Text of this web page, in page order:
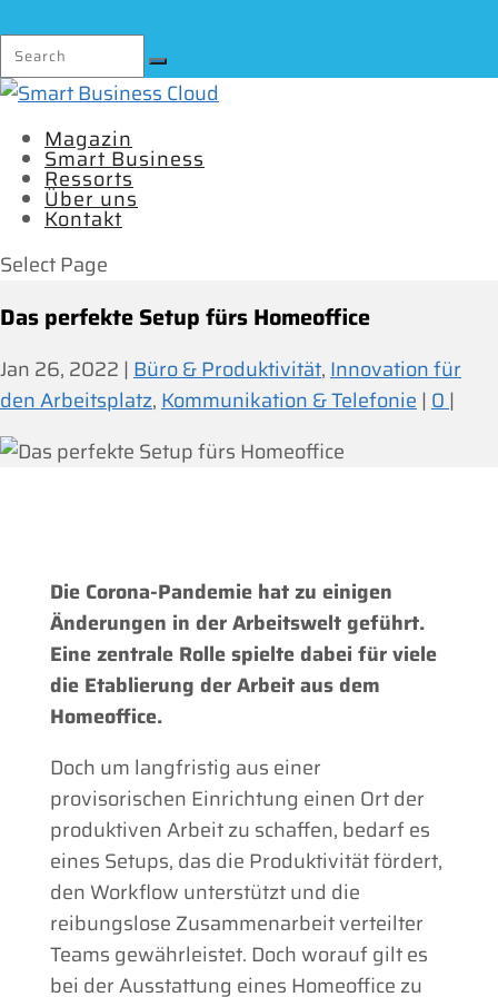
Magazin
Smart Business
Ressorts
Über uns
Kontakt
Select Page
Das perfekte Setup fürs Homeoffice
Jan 26, 2022 | Büro & Produktivität, Innovation für
den Arbeitsplatz, Kommunikation & Telefonie | 0 |
Die Corona-Pandemie hat zu einigen
Änderungen in der Arbeitswelt geführt.
Eine zentrale Rolle spielte dabei für viele
die Etablierung der Arbeit aus dem
Homeoffice.
Doch um langfristig aus einer
provisorischen Einrichtung einen Ort der
produktiven Arbeit zu schaffen, bedarf es
eines Setups, das die Produktivität fördert,
den Workflow unterstützt und die
reibungslose Zusammenarbeit verteilter
Teams gewährleistet. Doch worauf gilt es
bei der Ausstattung eines Homeoffice zu